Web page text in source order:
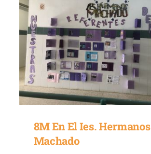
Contacto
Secretaría
8M En El Ies. Hermanos
Machado